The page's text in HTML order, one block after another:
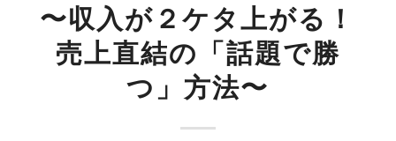
〜収入が２ケタ上がる！
売上直結の「話題で勝
つ」方法〜